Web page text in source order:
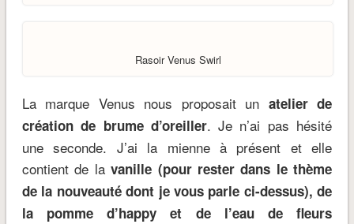
Rasoir Venus Swirl
La marque Venus nous proposait un atelier de
création de brume d’oreiller. Je n’ai pas hésité
une seconde. J’ai la mienne à présent et elle
contient de lavanille (pour rester dans le thème
de la nouveauté dont je vous parle ci-dessus), de
la pomme d’happy et de l’eau de fleurs